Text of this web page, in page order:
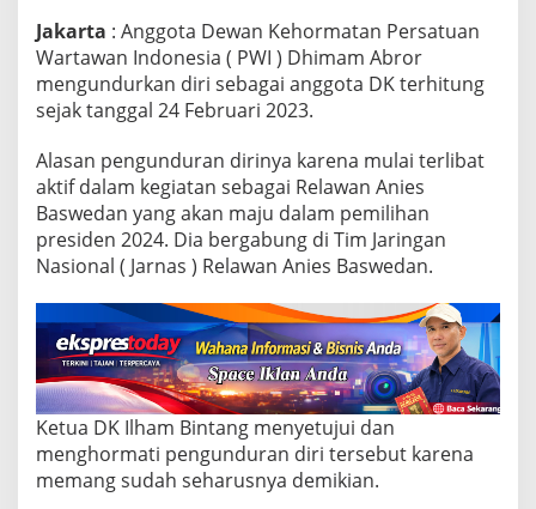
D
h
i
m
A
b
r
o
r
M
u
n
d
u
r
d
a
r
i
D
Jakarta : Anggota Dewan Kehormatan Persatuan
Wartawan Indonesia ( PWI ) Dhimam Abror
mengundurkan diri sebagai anggota DK terhitung
sejak tanggal 24 Februari 2023.
Alasan pengunduran dirinya karena mulai terlibat
aktif dalam kegiatan sebagai Relawan Anies
Baswedan yang akan maju dalam pemilihan
presiden 2024. Dia bergabung di Tim Jaringan
Nasional ( Jarnas ) Relawan Anies Baswedan.
Ketua DK Ilham Bintang menyetujui dan
menghormati pengunduran diri tersebut karena
memang sudah seharusnya demikian.